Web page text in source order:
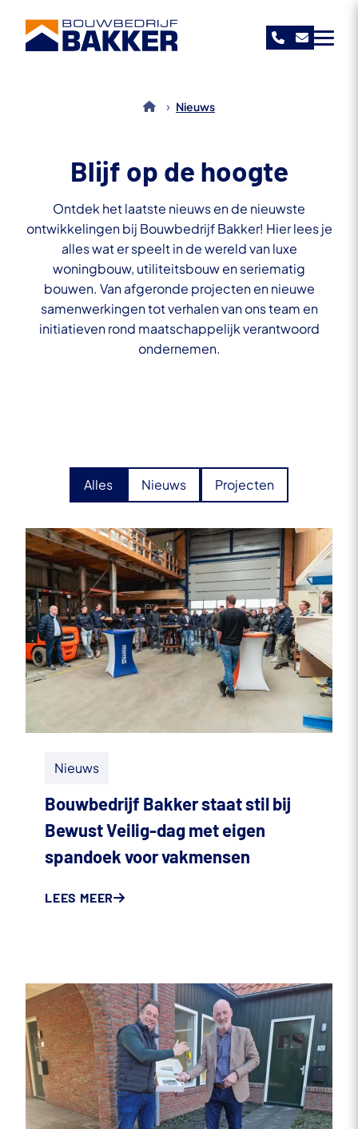
Blijf op de hoogte
Ontdek het laatste nieuws en de nieuwste
ontwikkelingen bij Bouwbedrijf Bakker! Hier lees je
alles wat er speelt in de wereld van luxe
woningbouw, utiliteitsbouw en seriematig
bouwen. Van afgeronde projecten en nieuwe
samenwerkingen tot verhalen van ons team en
initiatieven rond maatschappelijk verantwoord
ondernemen.
› Nieuws
Alles Nieuws Projecten
Nieuws
Bouwbedrijf Bakker staat stil bij
Bewust Veilig-dag met eigen
spandoek voor vakmensen
LEES MEER